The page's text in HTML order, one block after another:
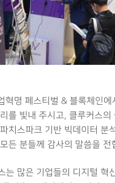
혁명 페스티벌 & 블록체인에
를 빛내 주시고, 클루커스의
치스파크 기반 빅데이터 분
든 분들께 감사의 말씀을 전
는 많은 기업들의 디지털 혁